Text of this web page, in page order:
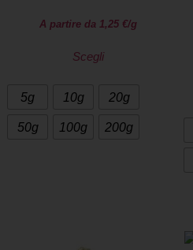
A partire da 1,25 €/g
Scegli
5g 10g 20g
50g 100g 200g